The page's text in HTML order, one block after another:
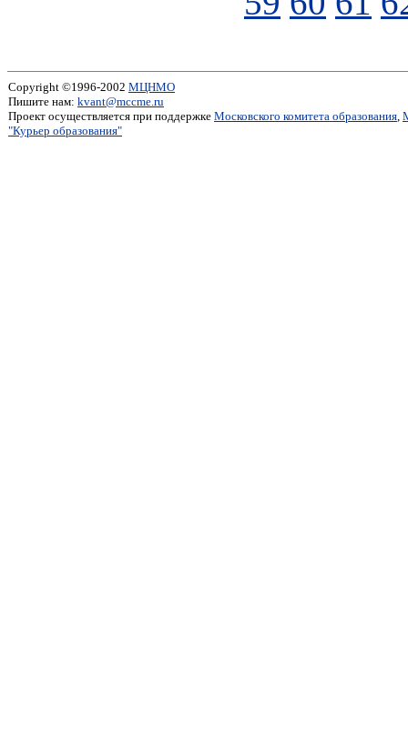
Copyright ©1996-2002 МЦНМО
Пишите нам: kvant@mccme.ru
Проект осуществляется при поддержке Московского комитета образования,
"Курьер образования"